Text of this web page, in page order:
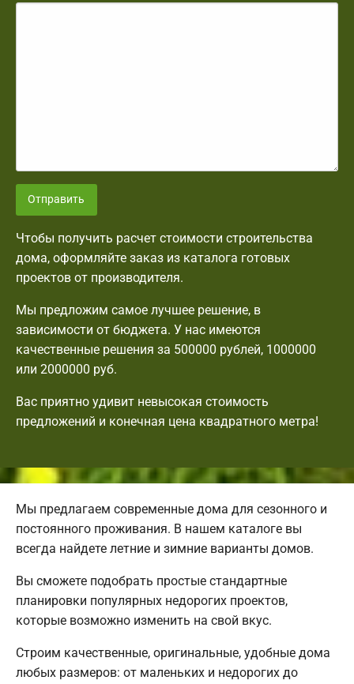
Отправить
Чтобы получить расчет стоимости строительства
дома, оформляйте заказ из каталога готовых
проектов от производителя.
Мы предложим самое лучшее решение, в
зависимости от бюджета. У нас имеются
качественные решения за 500000 рублей, 1000000
или 2000000 руб.
Вас приятно удивит невысокая стоимость
предложений и конечная цена квадратного метра!
Мы предлагаем современные дома для сезонного и
постоянного проживания. В нашем каталоге вы
всегда найдете летние и зимние варианты домов.
Вы сможете подобрать простые стандартные
планировки популярных недорогих проектов,
которые возможно изменить на свой вкус.
Строим качественные, оригинальные, удобные дома
любых размеров: от маленьких и недорогих до